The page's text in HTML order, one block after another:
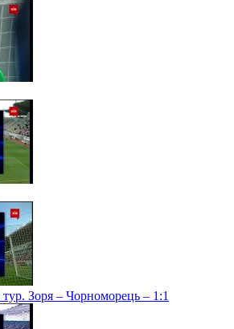
Зоря – Чорноморець – 1:1